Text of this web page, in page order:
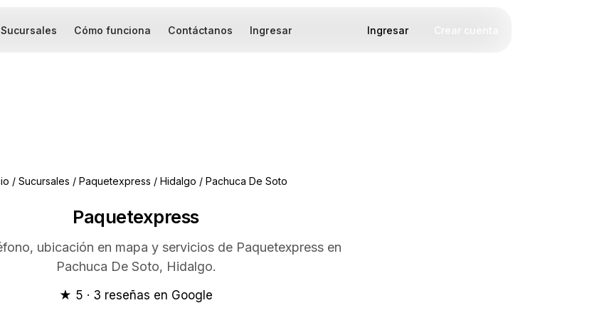
Sucursales Cómo funciona Contáctanos Ingresar Ingresar
/ Sucursales / Paquetexpress / Hidalgo / Pachuca De Soto
Paquetexpress
ubicación en mapa y servicios de Paquetexpress en
Pachuca De Soto, Hidalgo.
★ 5 · 3 reseñas en Google